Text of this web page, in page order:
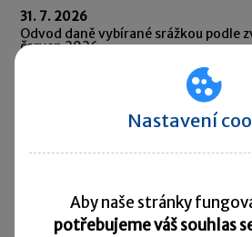
31. 7. 2026
Odvod daně vybírané srážkou podle
červen 2026
Splatnost daně za červen 2026
Kurzovní lístek
Nastavení
Aby naše stránky
potřebujeme váš souhlas